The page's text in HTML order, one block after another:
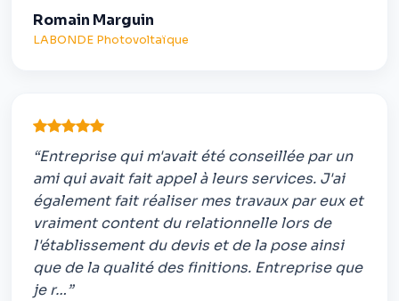
Romain Marguin
LABONDE Photovoltaïque
“Entreprise qui m'avait été conseillée par un
ami qui avait fait appel à leurs services. J'ai
également fait réaliser mes travaux par eux et
vraiment content du relationnelle lors de
l'établissement du devis et de la pose ainsi
que de la qualité des finitions. Entreprise que
je r…”